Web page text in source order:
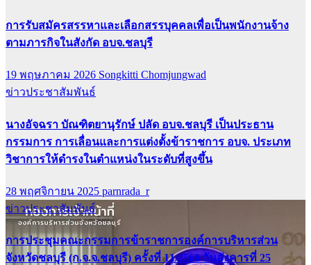
การรับสมัครสรรหาและเลือกสรรบุคคลเพื่อเป็นพนักงานจ้าง
ตามภารกิจในสังกัด อบจ.ชลบุรี
19 พฤษภาคม 2026 Songkitti Chomjungwad
ข่าวประชาสัมพันธ์
นางอัจฉรา บัณฑิตยานุรักษ์ ปลัด อบจ.ชลบุรี เป็นประธาน
กรรมการ การเลื่อนและการแต่งตั้งข้าราชการ อบจ. ประเภท
วิชาการให้ดำรงในตำแหน่งในระดับที่สูงขึ้น
28 พฤศจิกายน 2025 parnrada_r
ข่าวประชาสัมพันธ์
การประชุมคณะกรรมการข้าราชการองค์การบริหารส่วน
จังหวัดชลบุรี (ก.จ.จ.ชลบุรี) ครั้งที่ 11/2568 วันอังคารที่ 25